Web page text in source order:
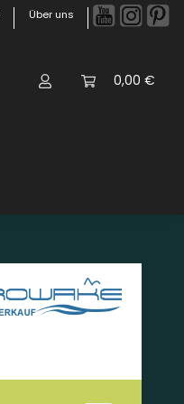
Über uns
0,00 €